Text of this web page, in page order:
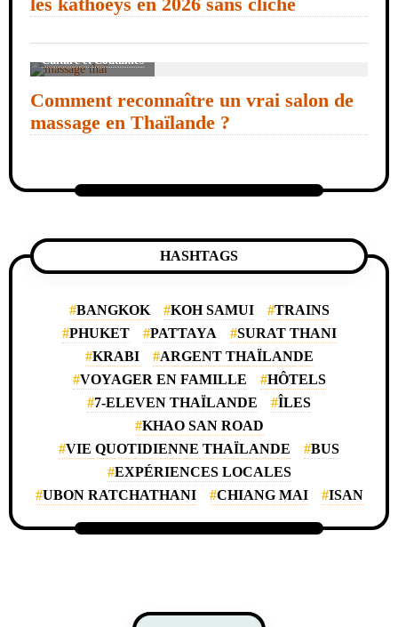
Culture et Coutumes
Comment reconnaître un vrai salon de
massage en Thaïlande ?
HASHTAGS
BANGKOK KOH SAMUI
TRAINS
PHUKET
PATTAYA
SURAT THANI
KRABI
ARGENT THAÏLANDE
VOYAGER EN FAMILLE
HÔTELS
7-ELEVEN THAÏLANDE
ÎLES
KHAO SAN ROAD
VIE QUOTIDIENNE THAÏLANDE
BUS
EXPÉRIENCES LOCALES
UBON RATCHATHANI
CHIANG MAI ISAN